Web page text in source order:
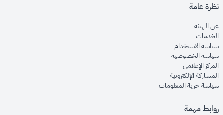
نظرة عامة
عن الهيئةopens in new window
الخدماتopens in new window
سياسة الاستخدام
سياسة الخصوصيةopens in new window
المركز الإعلاميopens in new window
المشاركة الإلكترونيةopens in new window
سياسة حرية المعلوماتopens in new window
روابط مهمة